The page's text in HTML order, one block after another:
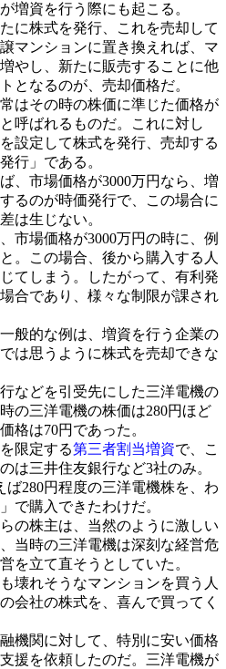
増資を行う際にも起こる。
に株式を発行、これを売却して
マンションに置き換えれば、マ
やし、新たに販売することに他
となるのが、売却価格だ。
はその時の株価に準じた価格が
と呼ばれるものだ。これに対し
設定して株式を発行、売却する
行」である。
、市場価格が3000万円なら、増
るのが時価発行で、この場合に
は生じない。
市場価格が3000万円の時に、例
。この場合、後から購入する人
てしまう。したがって、有利発
合であり、様々な制限が課され
般的な例は、増資を行う企業の
は思うように株式を売却できな
などを引受先にした三洋電機の
の三洋電機の株価は280円ほど
格は70円であった。
限定する第三者割当増資で、こ
は三井住友銀行など3社のみ。
ば280円程度の三洋電機株を、わ
で購入できたわけだ。
の株主は、当然のように激しい
当時の三洋電機は深刻な経営危
を立て直そうとしていた。
壊れそうなマンションを買う人
会社の株式を、喜んで買ってく
機関に対して、特別に安い価格
援を依頼したのだ。三洋電機が